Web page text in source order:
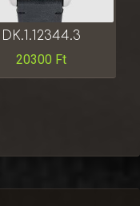
DK.1.12344.3
20300 Ft